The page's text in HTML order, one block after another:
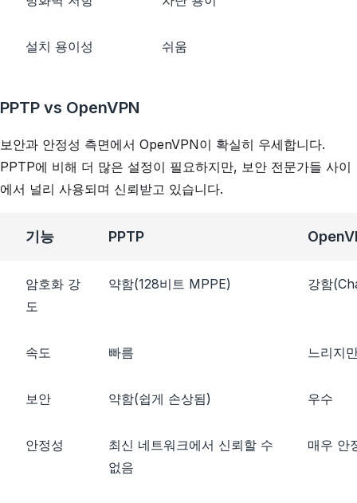
설치 용이성 쉬움
PPTP vs OpenVPN
보안과 안정성 측면에서 OpenVPN이 확실히 우세합니다.
PPTP에 비해 더 많은 설정이 필요하지만, 보안 전문가들 사이
에서 널리 사용되며 신뢰받고 있습니다.
기능 PPTP
암호화 강
도
약함(128비트 MPPE) 강함
속도 빠름 느리지
보안 약함(쉽게 손상됨) 우수
안정성
최신 네트워크에서 신뢰할 수
없음
매우 안